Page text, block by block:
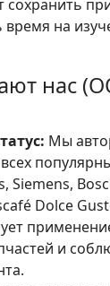
сохранить
время на
нас
Мы
Siemens,
Dolce
и